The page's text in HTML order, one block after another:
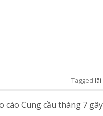
Tagged lãi
cáo Cung cầu tháng 7